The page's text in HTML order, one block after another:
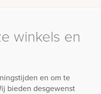
winkels en
en om te
bieden desgewenst